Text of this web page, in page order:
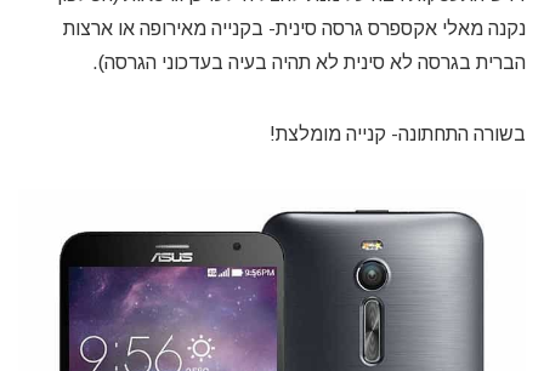
נקנה מאלי אקספרס גרסה סינית- בקנייה מאירופה או ארצות
הברית בגרסה לא סינית לא תהיה בעיה בעדכוני הגרסה).
בשורה התחתונה- קנייה מומלצת!